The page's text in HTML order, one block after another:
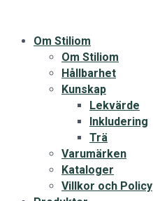
Om Stiliom
Om Stiliom
Hållbarhet
Kunskap
Lekvärde
Inkludering
Trä
Varumärken
Kataloger
Villkor och Policy